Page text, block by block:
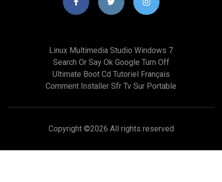
Linux Multimedia Studio Windows 7
Search Or Say Ok Google Turn Off
Ultimate Boot Cd Tutoriel Français
Comment Installer Sfr Tv Sur Portable
Copyright ©2026 All rights reserved